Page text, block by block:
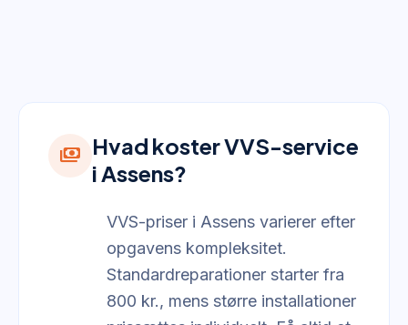
payments Hvad koster VVS-service
i Assens?
VVS-priser i Assens varierer efter
opgavens kompleksitet.
Standardreparationer starter fra
800 kr., mens større installationer